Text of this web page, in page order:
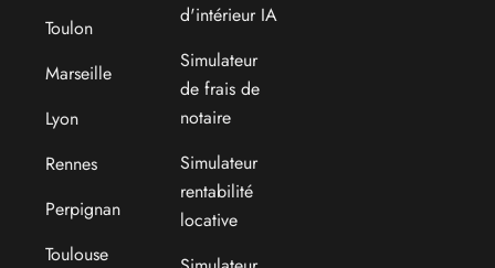
Toulon
Marseille
Lyon
Rennes
Perpignan
Toulouse
d'intérieur IA
Simulateur
de frais de
notaire
Simulateur
rentabilité
locative